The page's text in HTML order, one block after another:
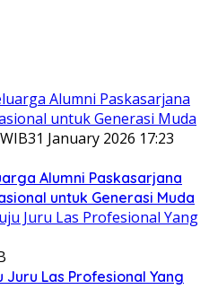
31 January 2026 17:23
Alumni Paskasarjana
untuk Generasi Muda
Juru Las Profesional Yang